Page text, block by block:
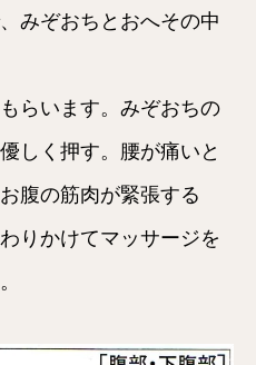
みぞおちとおへその中
らいます。みぞおちの
しく押す。腰が痛いと
腹の筋肉が緊張する
りかけてマッサージを